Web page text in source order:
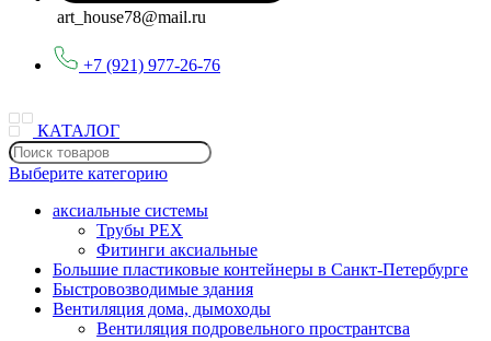
art_house78@mail.ru
+7 (921) 977-26-76
КАТАЛОГ
Выберите категорию
аксиальные системы
Трубы PEX
Фитинги аксиальные
Большие пластиковые контейнеры в Санкт-Петербурге
Быстровозводимые здания
Вентиляция дома, дымоходы
Вентиляция подровельного пространтсва